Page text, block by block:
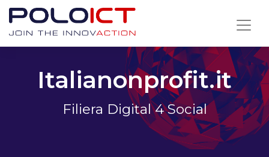
Skip
content
Italianonprofit.it
Filiera Digital 4 Social